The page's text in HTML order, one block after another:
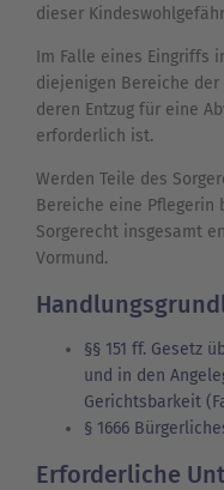
dieser
Im Falle eines Eingriffs
diejenigen Bereiche
deren Entzug für eine
erforderlich ist.
Werden Teile des
Bereiche eine Pflegerin
Sorgerecht insgesamt
Vormund.
§§ 151 ff. Gesetz
und in den
Gerichtsbarkeit
§ 1666
Erforderliche